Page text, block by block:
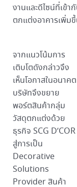
งานและดีไซน์ที่เข้
ตกแต่งอาคารเพิ่ม
จากแนวโน้มการ
เติบโตดังกล่าวจึง
เห็นโอกาสในอนาคต
บริษัทจึงขยาย
พอร์ตสินค้ากลุ่ม
วัสดุตกแต่งด้วย
ธุรกิจ SCG D’COR
สู่การเป็น
Decorative
Solutions
Provider สินค้า